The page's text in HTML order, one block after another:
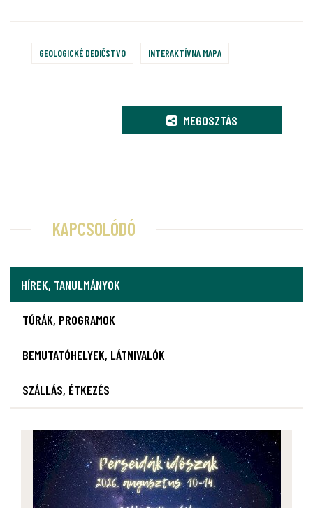
GEOLOGICKÉ DEDIČSTVO INTERAKTÍVNA MAPA
MEGOSZTÁS
KAPCSOLÓDÓ
HÍREK, TANULMÁNYOK
TÚRÁK, PROGRAMOK
BEMUTATÓHELYEK, LÁTNIVALÓK
SZÁLLÁS, ÉTKEZÉS